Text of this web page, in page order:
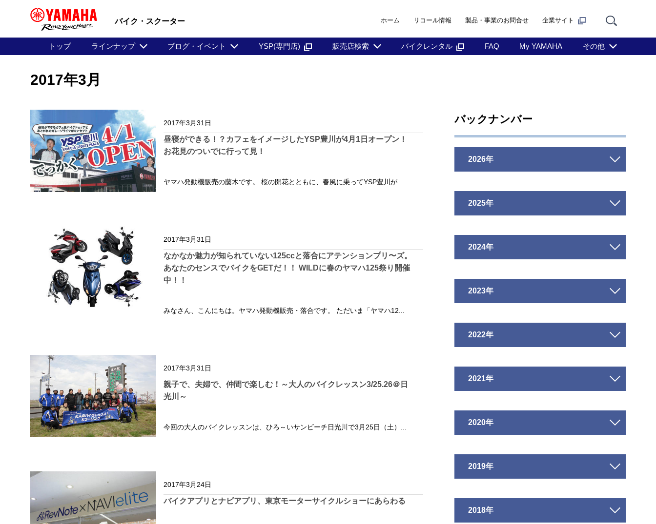
バイク・スクーター ホーム リコール情報 製品・事業のお問合せ 企業サイト
トップ ラインナップ ブログ・イベント YSP(専門店) 販売店検索 バイクレンタル FAQ My YAMAHA その他
2017年3月
2017年3月31日
昼寝ができる！？カフェをイメージしたYSP豊川が4月1日オープン！
お花見のついでに行って見！
ヤマハ発動機販売の藤木です。 桜の開花とともに、春風に乗ってYSP豊川が...
2017年3月31日
なかなか魅力が知られていない125ccと落合にアテンションプリ〜ズ。
あなたのセンスでバイクをGETだ！！ WILDに春のヤマハ125祭り開催
中！！
みなさん、こんにちは。ヤマハ発動機販売・落合です。 ただいま「ヤマハ12...
2017年3月31日
親子で、夫婦で、仲間で楽しむ！～大人のバイクレッスン3/25.26＠日
光川～
今回の大人のバイクレッスンは、ひろ～いサンビーチ日光川で3月25日（土）...
2017年3月24日
バイクアプリとナビアプリ、東京モーターサイクルショーにあらわる
バックナンバー
2026年
2025年
2024年
2023年
2022年
2021年
2020年
2019年
2018年